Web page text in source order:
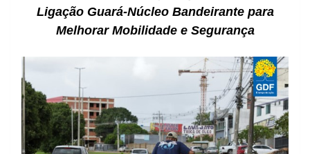
Ligação Guará-Núcleo Bandeirante para
Melhorar Mobilidade e Segurança